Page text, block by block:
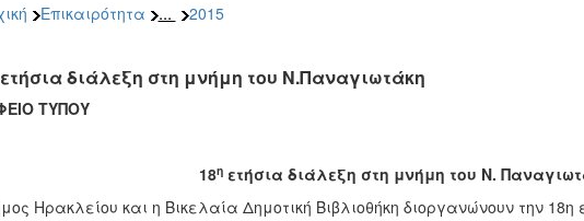
Επικαιρότητα ... 2015
διάλεξη στη μνήμη του Ν.Παναγιωτάκη
ΤΥΠΟΥ
18η ετήσια διάλεξη στη μνήμη του Ν.
Ηρακλείου και η Βικελαία Δημοτική Βιβλιοθήκη διοργανώνουν την